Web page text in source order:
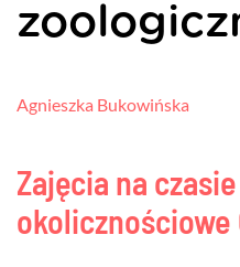
Agnieszka Bukowińska
Zajęcia na
okolicznościowe